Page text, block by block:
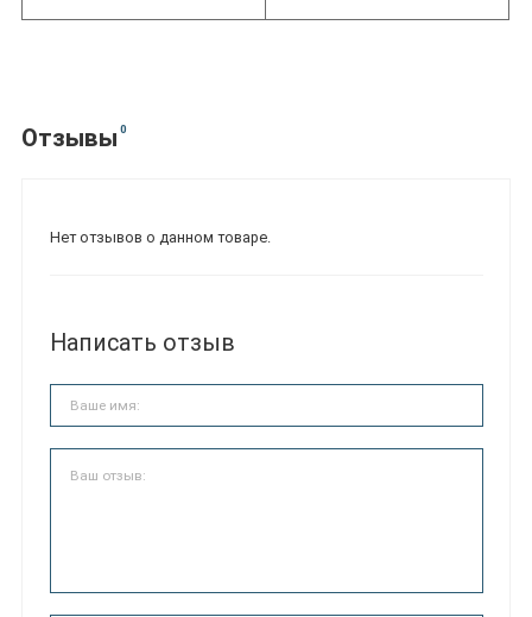
Отзывы 0
Нет отзывов о данном товаре.
Написать отзыв